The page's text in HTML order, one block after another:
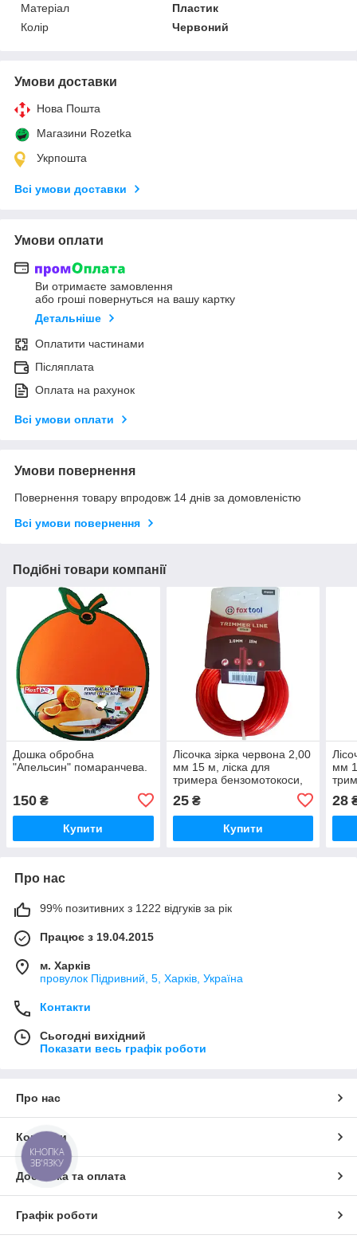
Матеріал
Пластик
Колір
Червоний
Умови доставки
Нова Пошта
Магазини Rozetka
Укрпошта
Всі умови доставки
Умови оплати
Ви отримаєте замовлення
або гроші повернуться на вашу картку
Детальніше
Оплатити частинами
Післяплата
Оплата на рахунок
Всі умови оплати
Умови повернення
Повернення товару впродовж 14 днів за домовленістю
Всі умови повернення
Подібні товари компанії
Дошка обробна
"Апельсин" помаранчева.
150 ₴
Купити
Лісочка зірка червона 2,00
мм 15 м, ліска для
тримера бензомотокоси,
25₴
Купити
мм
28
Про нас
99% позитивних з 1222 відгуків за рік
Працює з 19.04.2015
м. Харків
провулок Підривний, 5, Харків, Україна
Контакти
Сьогодні вихідний
Показати весь графік роботи
Про нас
Контакти
Доставка та оплата
Графік роботи
КНОПКА
ЗВ'ЯЗКУ